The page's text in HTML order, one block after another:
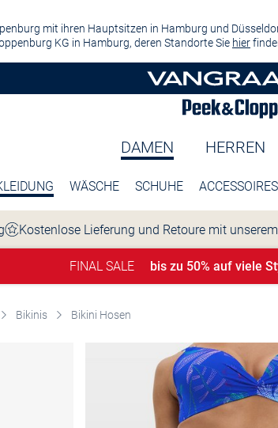
mit ihren Hauptsitzen in Hamburg und
KG in Hamburg, deren Standorte Sie hier
DAMEN HERREN
WÄSCHE SCHUHE ACCESSOIRES
Kostenlose Lieferung und Retoure mit
FINAL SALE bis zu 50% auf viele
Bikinis Bikini Hosen